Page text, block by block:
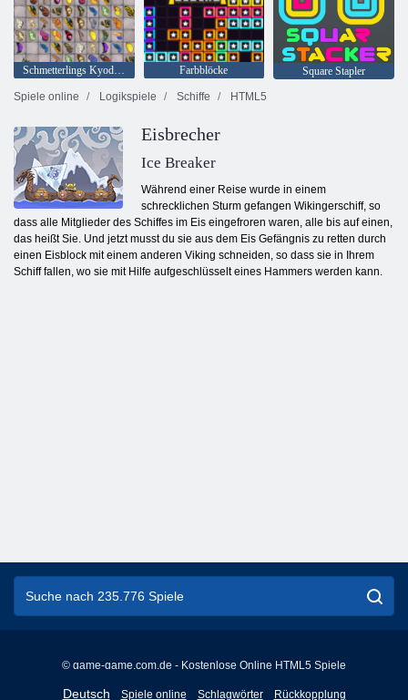
Schmetterlings Kyodai HD Farbblöcke
Square Stapler
Spiele online
Logikspiele Schiffe HTML5
Eisbrecher
Ice Breaker
Während einer Reise wurde in einem
schrecklichen Sturm gefangen Wikingerschiff, so
dass alle Mitglieder des Schiffes im Eis eingefroren waren, alle bis auf einen,
das heißt Sie. Und jetzt musst du sie aus dem Eis Gefängnis zu retten durch
einen Eisblock mit einem anderen Viking schneiden, so dass sie in Ihrem
Schiff fallen, wo sie mit Hilfe aufgeschlüsselt eines Hammers werden kann.
© game-game.com.de - Kostenlose Online HTML5 Spiele
Deutsch
English
Spiele online Schlagwörter Rückkopplung